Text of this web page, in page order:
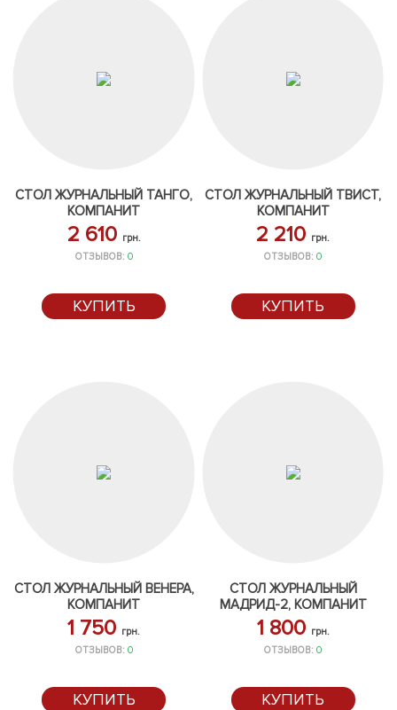
СТОЛ ЖУРНАЛЬНЫЙ ТАНГО,
КОМПАНИТ
2 610 грн.
ОТЗЫВОВ: 0
КУПИТЬ
СТОЛ ЖУРНАЛЬНЫЙ ТВИСТ,
КОМПАНИТ
2 210 грн.
ОТЗЫВОВ:0
КУПИТЬ
СТОЛ ЖУРНАЛЬНЫЙ ВЕНЕРА,
КОМПАНИТ
1 750 грн.
ОТЗЫВОВ: 0
КУПИТЬ
СТОЛ ЖУРНАЛЬНЫЙ
МАДРИД-2, КОМПАНИТ
1 800 грн.
ОТЗЫВОВ:0
КУПИТЬ